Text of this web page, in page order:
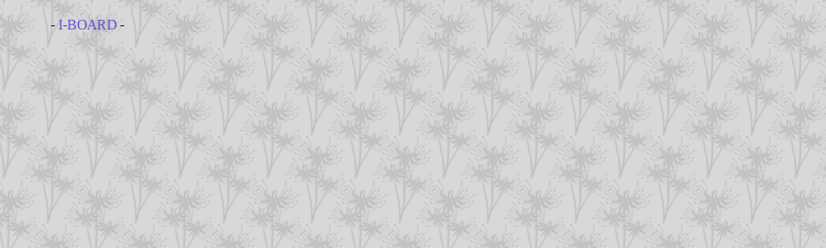
- I-BOARD-